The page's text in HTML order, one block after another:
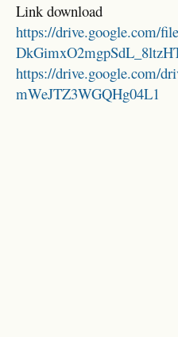
Link download
https://drive.google.com/
https://drive.google.com/
mWeJTZ3WGQHg04L1